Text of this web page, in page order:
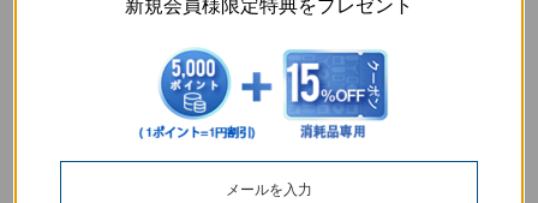
How do I share the app with others
新規会員様限定特典をプレゼント